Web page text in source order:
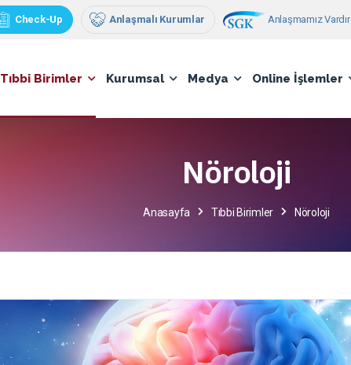
Check-Up Anlaşmalı Kurumlar Anlaşmamız Vardır
Tıbbi Birimler Kurumsal Medya Online İşlemler
Nöroloji
Anasayfa Tıbbi Birimler Nöroloji